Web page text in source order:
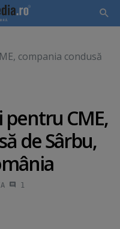
compania condusă
CME,
de Sârbu,
1